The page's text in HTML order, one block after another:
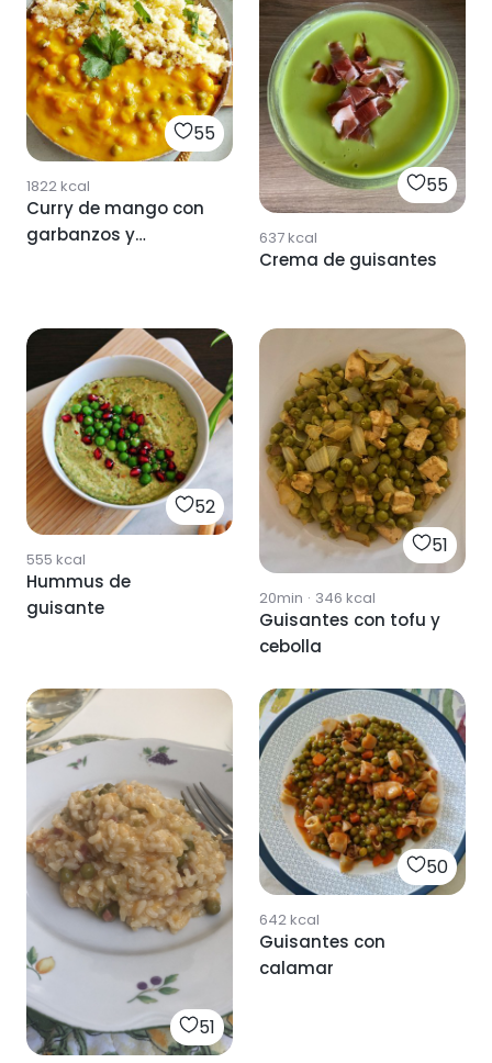
55
1822kcal
Curry de mango con
garbanzos y
55
637kcal
Crema de guisantes
52
555 kcal
Hummus de
guisante
51
20min · 346 kcal
Guisantes con tofu y
cebolla
51
50
642kcal
Guisantes con
calamar